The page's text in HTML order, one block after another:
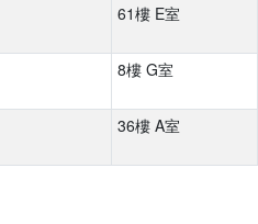
61樓 E室
8樓 G室
36樓 A室